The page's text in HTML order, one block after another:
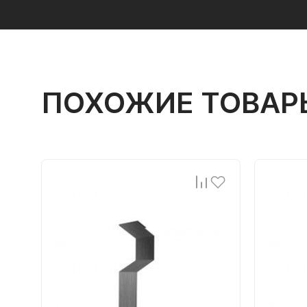
ПОХОЖИЕ